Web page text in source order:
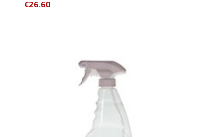
€26.60